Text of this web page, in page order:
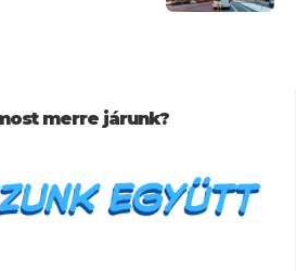
merre járunk?